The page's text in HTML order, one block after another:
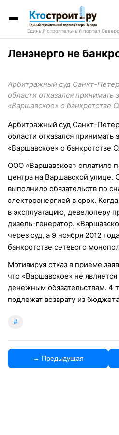
Единый строительный портал
Ленэнерго не
Арбитражный суд Санкт-
области отказался принимать
«Варшавское» о банкротстве
Арбитражный суд Санкт-
области отказался принимать
«Варшавское» о банкротстве
ООО «Варшавское» оплатило
центра на Варшавской улице.
выполнило обязательств по
электроэнергией в срок.
в эксплуатацию, девелоперу
дизель-генератор.
через суд, а 9 ноября 2012
банкротстве сетевого
Мотивируя отказ в приеме
что «Варшавское» не
денежным обязательствам. 4
подлежат возврату из
#
← Предыдущая